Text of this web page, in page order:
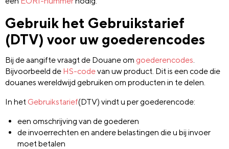
Gebruik het Gebruikstarief
(DTV) voor uw goederencodes
Bij de aangifte vraagt de Douane om goederencodes
Bijvoorbeeld de HS-codevan uw product. Dit is een code die
douanes wereldwijd gebruiken om producten in te delen.
In het Gebruikstarief(DTV) vindt u per goederencode:
een omschrijving van de goederen
de invoerrechten en andere belastingen die u bij invoer
moet betalen